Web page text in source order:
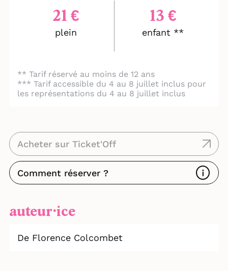
moderne, documenté et accessible"
21 €
plein
13 €
enfant **
** Tarif réservé au moins de 12 ans
*** Tarif accessible du 4 au 8 juillet inclus pour
les représentations du 4 au 8 juillet inclus
Acheter sur Ticket'Off
Comment réserver ?
auteur⸱ice
De Florence Colcombet